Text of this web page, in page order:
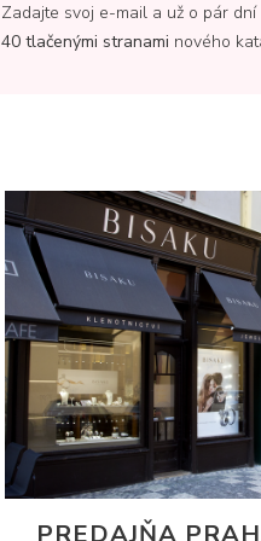
Zadajte svoj e-mail a už o pár
40 tlačenými stranami nového
PREDAJŇA